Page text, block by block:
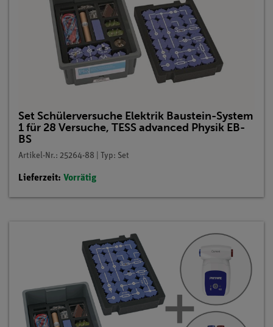
Set Schülerversuche Elektrik Baustein-System
1 für 28 Versuche, TESS advanced Physik EB-
BS
Artikel-Nr.: 25264-88 | Typ: Set
Lieferzeit: Vorrätig